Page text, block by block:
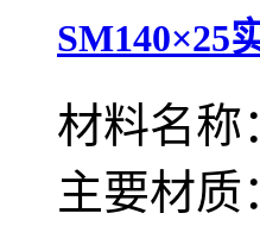
SM140×25
材料名称
主要材质